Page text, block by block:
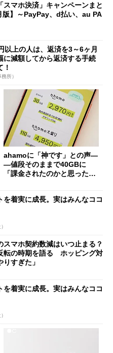
スマホ決済」キャンペーンまと
版】～PayPay、d払い、au PA
以上の人は、返済を3～6ヶ月
に減額してから返済する手続
！
所）
ahamoに「神です」との声―
―値段そのままで40GBに
「課金されたのかと思った」
を着実に成長。実はみんなココ
スマホ契約数減はいつ止まる？
転の時期を語る ホッピング対
すぎた」
を着実に成長。実はみんなココ